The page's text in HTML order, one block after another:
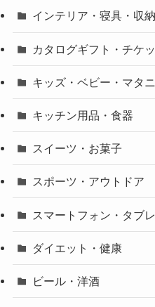
インテリア・寝具・収納
カタログギフト・チケ
キッズ・ベビー・マタ
キッチン用品・食器
スイーツ・お菓子
スポーツ・アウトドア
スマートフォン・タブ
ダイエット・健康
ビール・洋酒